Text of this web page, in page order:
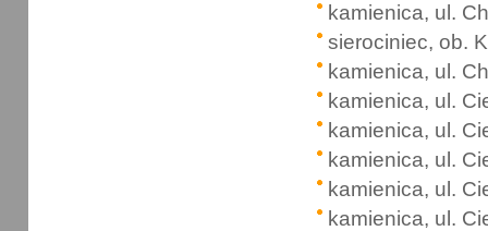
kamienica, ul.
sierociniec, ob.
kamienica, ul.
kamienica, ul.
kamienica, ul.
kamienica, ul.
kamienica, ul.
kamienica, ul.